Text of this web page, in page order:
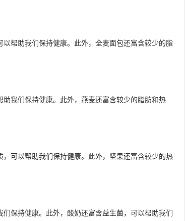
帮助我们保持健康。此外，全麦面包还富含较少的脂
我们保持健康。此外，燕麦还富含较少的脂肪和热
可以帮助我们保持健康。此外，坚果还富含较少的热
保持健康。此外，酸奶还富含益生菌，可以帮助我们